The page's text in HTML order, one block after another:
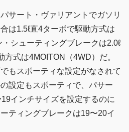
サート・ヴァリアントでガソリ
は1.5ℓ直4ターボで駆動方式は
シューティングブレークは2.0ℓ
式は4MOITON（4WD）だ。
もスポーティな設定がなされて
設定もスポーティで、パサー
インチサイズを設定するのに
ティングブレークは19〜20イ